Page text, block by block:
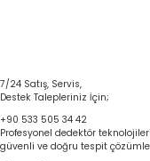
7/24 Satış, Servis,
Destek Talepleriniz İçin;
+90 533 505 34 42
Profesyonel dedektör
güvenli ve doğru tespit